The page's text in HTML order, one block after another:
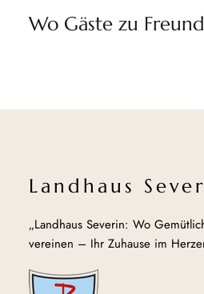
Wo Gäste zu
Landhaus
„Landhaus Severin: Wo
vereinen – Ihr Zuhause im